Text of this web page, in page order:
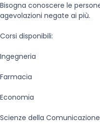
Bisogna conoscere le
agevolazioni negate ai più.
Corsi disponibili:
Ingegneria
Farmacia
Economia
Scienze della Comunicazione